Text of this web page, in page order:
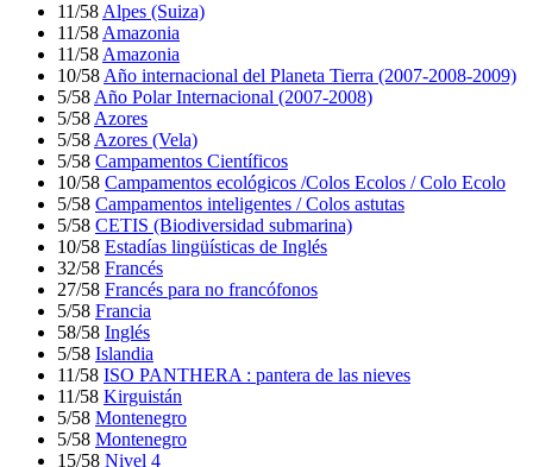
11/58 Alpes (Suiza)
11/58 Amazonia
11/58 Amazonia
10/58 Año internacional del Planeta Tierra (2007-2008-2009)
5/58 Año Polar Internacional (2007-2008)
5/58 Azores
5/58 Azores (Vela)
5/58 Campamentos Científicos
10/58 Campamentos ecológicos /Colos Ecolos / Colo Ecolo
5/58 Campamentos inteligentes / Colos astutas
5/58 CETIS (Biodiversidad submarina)
10/58 Estadías lingüísticas de Inglés
32/58 Francés
27/58 Francés para no francófonos
5/58 Francia
58/58 Inglés
5/58 Islandia
11/58 ISO PANTHERA : pantera de las nieves
11/58 Kirguistán
5/58 Montenegro
5/58 Montenegro
15/58 Nivel 4